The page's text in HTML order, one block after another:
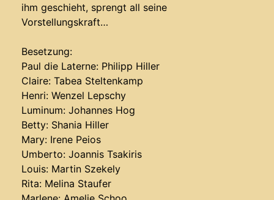
ihm geschieht, sprengt all seine
Vorstellungskraft…
Besetzung:
Paul die Laterne: Philipp Hiller
Claire: Tabea Steltenkamp
Henri: Wenzel Lepschy
Luminum: Johannes Hog
Betty: Shania Hiller
Mary: Irene Peios
Umberto: Joannis Tsakiris
Louis: Martin Szekely
Rita: Melina Staufer